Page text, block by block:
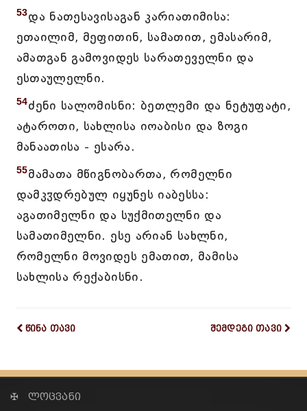
53და ნათესავისაგან კარიათიმისა:
ეთაილიმ, მეფითინ, სამათით, ემასარიმ,
ამათგან გამოვიდეს სარათეველნი და
ესთაულელნი.
54ძენი სალომისნი: ბეთლემი და ნეტუფატი,
ატაროთი, სახლისა იოაბისი და ზოგი
მანაათისა - ესარა.
55მამათა მწიგნობართა, რომელნი
დამკჳდრებულ იყუნეს იაბესსა:
აგათიმელნი და სუქმითელნი და
სამათიმელნი. ესე არიან სახლნი,
რომელნი მოვიდეს ემათით, მამისა
სახლისა რექაბისნი.
წინა თავი შემდეგი თავი
✠ ლოცვანი